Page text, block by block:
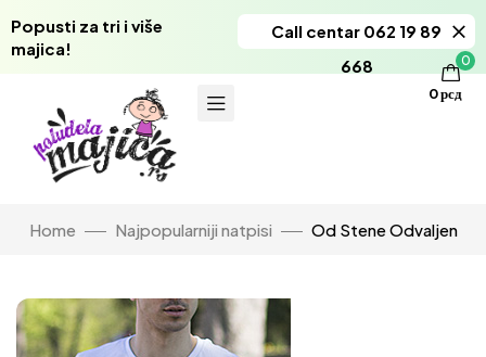
Popusti za tri i više
majica!
Call centar 062 19 89
668
0
0рсд
Home Najpopularniji natpisi Od Stene Odvaljen